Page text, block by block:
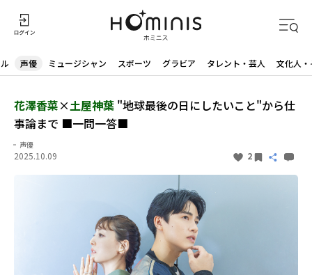
声優 ミュージシャン スポーツ グラビア タレント・芸人 文化人
花澤香菜×土屋神葉 "地球最後の日にしたいこと"から仕
事論まで ■一問一答■
声優
2025.10.09 2